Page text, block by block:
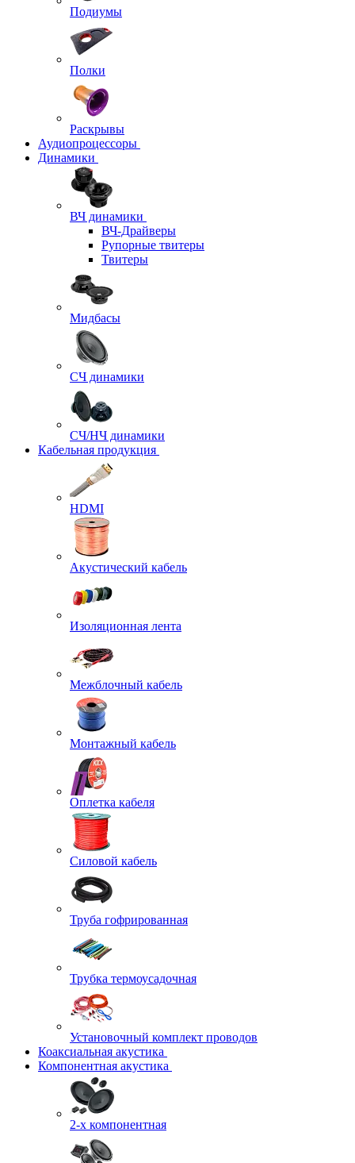
Подиумы
Полки
Раскрывы
Аудиопроцессоры
Динамики
ВЧ динамики
ВЧ-Драйверы
Рупорные твитеры
Твитеры
Мидбасы
СЧ динамики
СЧ/НЧ динамики
Кабельная продукция
HDMI
Акустический кабель
Изоляционная лента
Межблочный кабель
Монтажный кабель
Оплетка кабеля
Силовой кабель
Труба гофрированная
Трубка термоусадочная
Установочный комплект проводов
Коаксиальная акустика
Компонентная акустика
2-х компонентная